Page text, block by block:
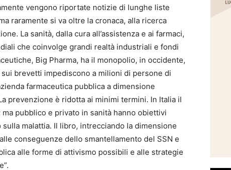
vengono riportate notizie di lunghe liste
raramente si va oltre la cronaca, alla ricerca
La sanità, dalla cura all’assistenza e ai farmaci,
che coinvolge grandi realtà industriali e fondi
Big Pharma, ha il monopolio, in occidente,
brevetti impediscono a milioni di persone di
farmaceutica pubblica a dimensione
prevenzione è ridotta ai minimi termini. In Italia il
pubblico e privato in sanità hanno obiettivi
malattia. Il libro, intrecciando la dimensione
conseguenze dello smantellamento del SSN e
alle forme di attivismo possibili e alle strategie